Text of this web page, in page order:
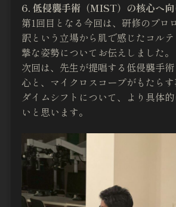
6. 低侵襲手術（MIST）の核心へ向
第1回目となる今回は、研修のプロ
訳という立場から肌で感じたコル
摯な姿勢についてお伝えしました。
次回は、先生が提唱する低侵襲手
心と、マイクロスコープがもたら
ダイムシフトについて、より具体
いと思います。